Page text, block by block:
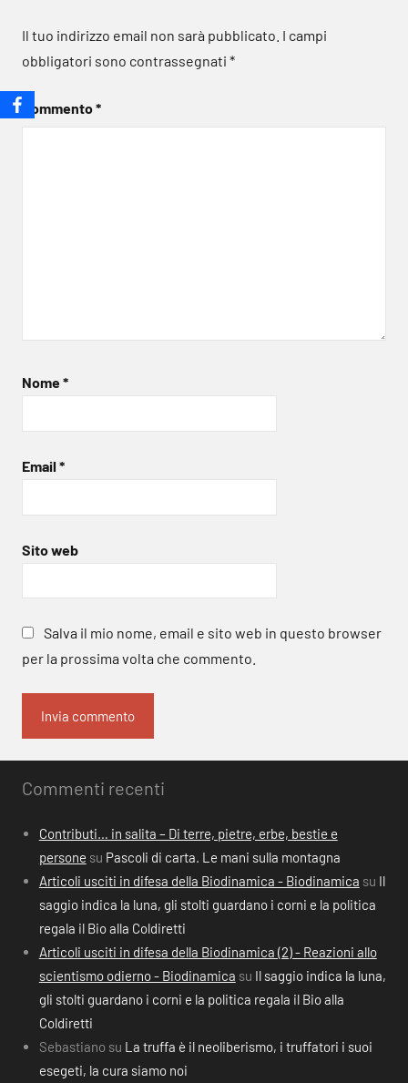
Il tuo indirizzo email non sarà pubblicato. I campi
obbligatori sono contrassegnati *
Commento*
Nome*
Email *
Sito web
Salva il mio nome, email e sito web in questo browser
per la prossima volta che commento.
Commenti recenti
Contributi… in salita – Di terre, pietre, erbe, bestie e
persone su Pascoli di carta. Le mani sulla montagna
Articoli usciti in difesa della Biodinamica - Biodinamica su Il
saggio indica la luna, gli stolti guardano i corni e la politica
regala il Bio alla Coldiretti
Articoli usciti in difesa della Biodinamica (2) - Reazioni allo
scientismo odierno - Biodinamica su Il saggio indica la luna,
gli stolti guardano i corni e la politica regala il Bio alla
Coldiretti
Sebastiano su La truffa è il neoliberismo, i truffatori i suoi
esegeti, la cura siamo noi